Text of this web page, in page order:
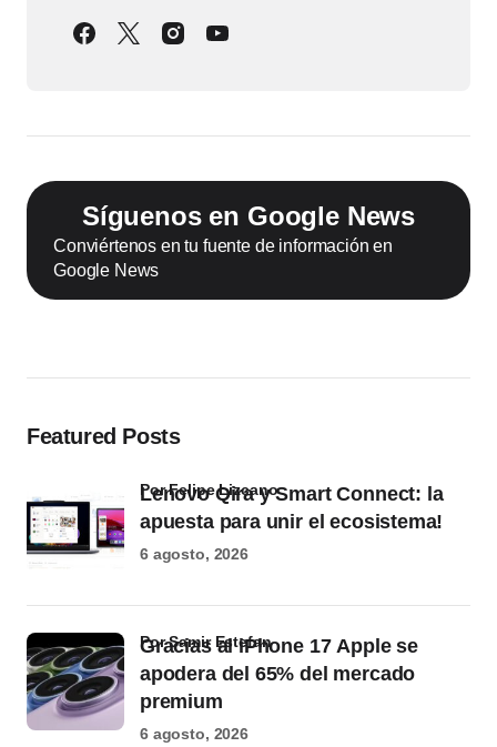
Síguenos en Google News
Conviértenos en tu fuente de información en
Google News
Featured Posts
Lenovo Qira y Smart Connect: la
apuesta para unir el ecosistema!
por Felipe Lizcano
6 agosto, 2026
Gracias al iPhone 17 Apple se
apodera del 65% del mercado
premium
por Samir Estefan
6 agosto, 2026